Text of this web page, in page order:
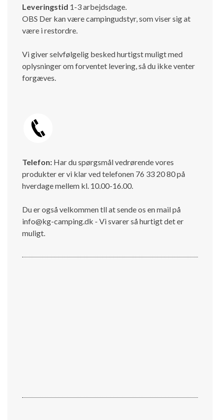
Leveringstid 1-3 arbejdsdage.
OBS Der kan være campingudstyr, som viser sig at
være i restordre.
Vi giver selvfølgelig besked hurtigst muligt med
oplysninger om forventet levering, så du ikke venter
forgæves.
Telefon: Har du spørgsmål vedrørende vores
produkter er vi klar ved telefonen 76 33 20 80 på
hverdage mellem kl. 10.00-16.00.
Du er også velkommen tll at sende os en mail på
info@kg-camping.dk - Vi svarer så hurtigt det er
muligt.